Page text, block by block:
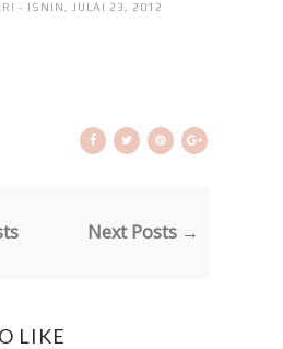
- ISNIN, JULAI 23, 2012
Next Posts →
LIKE